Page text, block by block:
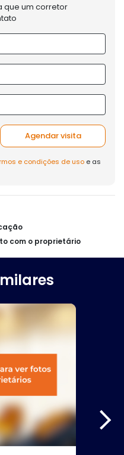
que um corretor
Agendar visita
e condições de uso e as
com o proprietário